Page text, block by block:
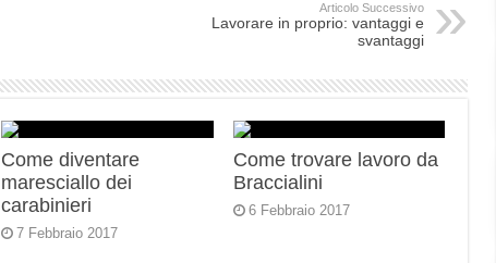
Articolo Successivo
Lavorare in proprio: vantaggi e
svantaggi
Come diventare
maresciallo dei
carabinieri
7 Febbraio 2017
Come trovare lavoro da
Braccialini
6 Febbraio 2017